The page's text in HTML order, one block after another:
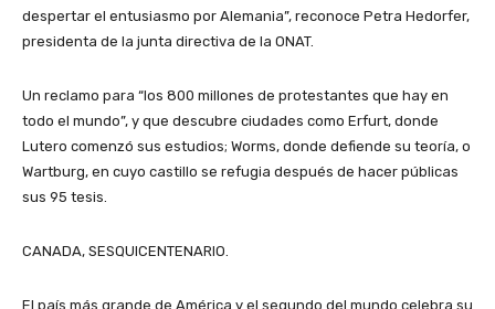
despertar el entusiasmo por Alemania”, reconoce Petra Hedorfer,
presidenta de la junta directiva de la ONAT.
Un reclamo para “los 800 millones de protestantes que hay en
todo el mundo”, y que descubre ciudades como Erfurt, donde
Lutero comenzó sus estudios; Worms, donde defiende su teoría, o
Wartburg, en cuyo castillo se refugia después de hacer públicas
sus 95 tesis.
CANADA, SESQUICENTENARIO.
El país más grande de América y el segundo del mundo celebra su